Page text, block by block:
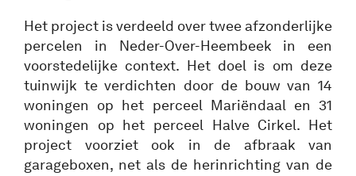
Het project is verdeeld over twee afzonderlijke
percelen in Neder-Over-Heembeek in een
voorstedelijke context. Het doel is om deze
tuinwijk te verdichten door de bouw van 14
woningen op het perceel Mariëndaal en 31
woningen op het perceel Halve Cirkel. Het
project voorziet ook in de afbraak van
garageboxen, net als de herinrichting van de